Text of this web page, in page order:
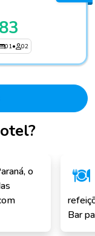
o
Bar
01• 02